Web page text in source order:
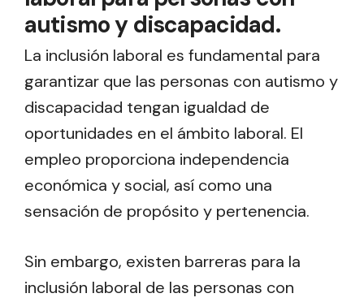
autismo y discapacidad.
La inclusión laboral es fundamental para
garantizar que las personas con autismo y
discapacidad tengan igualdad de
oportunidades en el ámbito laboral. El
empleo proporciona independencia
económica y social, así como una
sensación de propósito y pertenencia.
Sin embargo, existen barreras para la
inclusión laboral de las personas con